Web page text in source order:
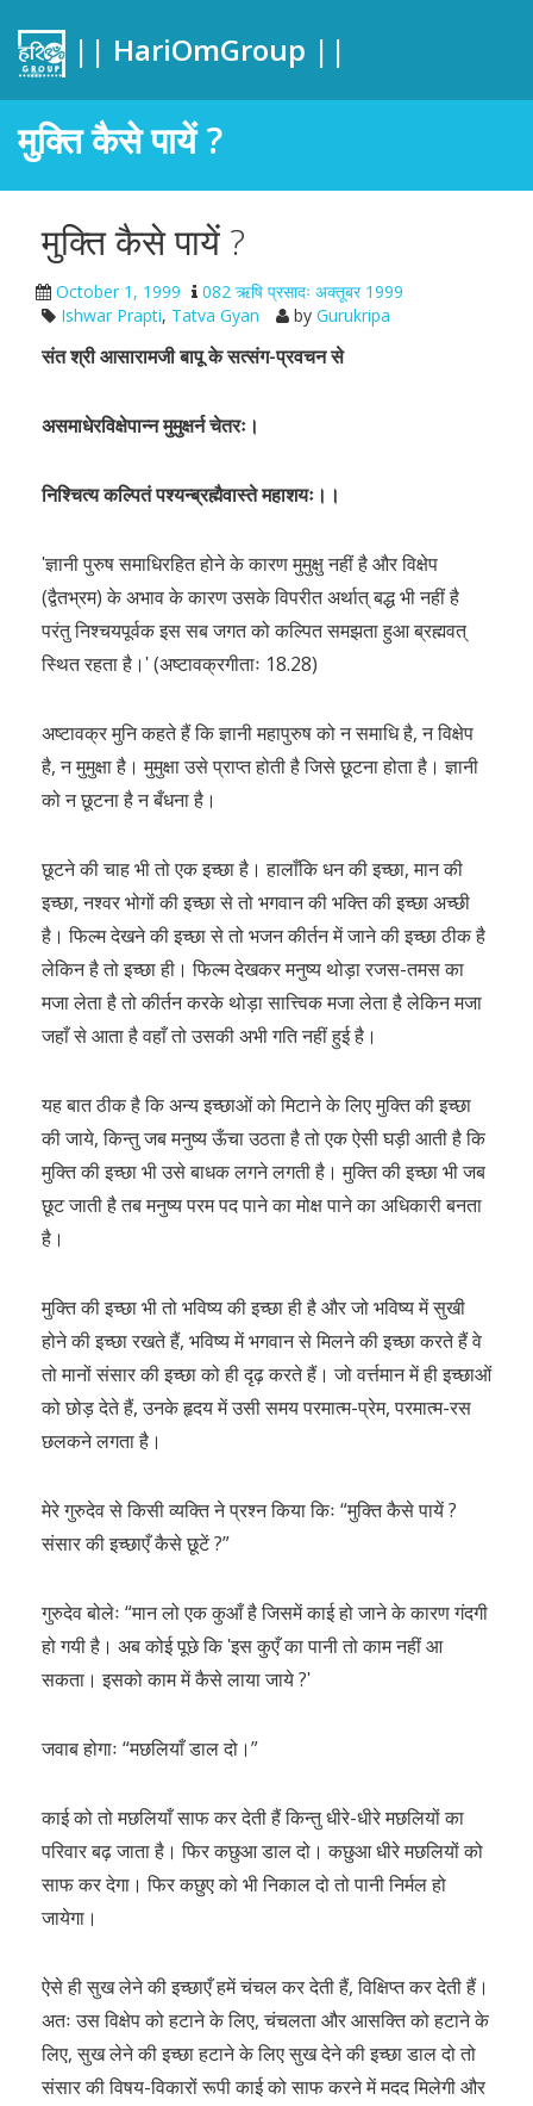
|| HariOmGroup ||
मुक्ति कैसे पायें ?
मुक्ति कैसे पायें ?
October 1, 1999
082 ऋषि प्रसादः अक्तूबर 1999
Ishwar Prapti, Tatva Gyan by Gurukripa
संत श्री आसारामजी बापू के सत्संग-प्रवचन से
असमाधेरविक्षेपान्न मुमुक्षर्न चेतरः।
निश्चित्य कल्पितं पश्यन्ब्रह्मैवास्ते महाशयः।।
ʹज्ञानी पुरुष समाधिरहित होने के कारण मुमुक्षु नहीं है और विक्षेप
(द्वैतभ्रम) के अभाव के कारण उसके विपरीत अर्थात् बद्ध भी नहीं है
परंतु निश्चयपूर्वक इस सब जगत को कल्पित समझता हुआ ब्रह्मवत्
स्थित रहता है।ʹ (अष्टावक्रगीताः 18.28)
अष्टावक्र मुनि कहते हैं कि ज्ञानी महापुरुष को न समाधि है, न विक्षेप
है, न मुमुक्षा है। मुमुक्षा उसे प्राप्त होती है जिसे छूटना होता है। ज्ञानी
को न छूटना है न बँधना है।
छूटने की चाह भी तो एक इच्छा है। हालाँकि धन की इच्छा, मान की
इच्छा, नश्वर भोगों की इच्छा से तो भगवान की भक्ति की इच्छा अच्छी
है। फिल्म देखने की इच्छा से तो भजन कीर्तन में जाने की इच्छा ठीक है
लेकिन है तो इच्छा ही। फिल्म देखकर मनुष्य थोड़ा रजस-तमस का
मजा लेता है तो कीर्तन करके थोड़ा सात्त्विक मजा लेता है लेकिन मजा
जहाँ से आता है वहाँ तो उसकी अभी गति नहीं हुई है।
यह बात ठीक है कि अन्य इच्छाओं को मिटाने के लिए मुक्ति की इच्छा
की जाये, किन्तु जब मनुष्य ऊँचा उठता है तो एक ऐसी घड़ी आती है कि
मुक्ति की इच्छा भी उसे बाधक लगने लगती है। मुक्ति की इच्छा भी जब
छूट जाती है तब मनुष्य परम पद पाने का मोक्ष पाने का अधिकारी बनता
है।
मुक्ति की इच्छा भी तो भविष्य की इच्छा ही है और जो भविष्य में सुखी
होने की इच्छा रखते हैं, भविष्य में भगवान से मिलने की इच्छा करते हैं वे
तो मानों संसार की इच्छा को ही दृढ़ करते हैं। जो वर्त्तमान में ही इच्छाओं
को छोड़ देते हैं, उनके हृदय में उसी समय परमात्म-प्रेम, परमात्म-रस
छलकने लगता है।
मेरे गुरुदेव से किसी व्यक्ति ने प्रश्न किया किः “मुक्ति कैसे पायें ?
संसार की इच्छाएँ कैसे छूटें ?”
गुरुदेव बोलेः “मान लो एक कुआँ है जिसमें काई हो जाने के कारण गंदगी
हो गयी है। अब कोई पूछे कि ʹइस कुएँ का पानी तो काम नहीं आ
सकता। इसको काम में कैसे लाया जाये ?ʹ
जवाब होगाः “मछलियाँ डाल दो।”
काई को तो मछलियाँ साफ कर देती हैं किन्तु धीरे-धीरे मछलियों का
परिवार बढ़ जाता है। फिर कछुआ डाल दो। कछुआ धीरे मछलियों को
साफ कर देगा। फिर कछुए को भी निकाल दो तो पानी निर्मल हो
जायेगा।
ऐसे ही सुख लेने की इच्छाएँ हमें चंचल कर देती हैं, विक्षिप्त कर देती हैं।
अतः उस विक्षेप को हटाने के लिए, चंचलता और आसक्ति को हटाने के
लिए, सुख लेने की इच्छा हटाने के लिए सुख देने की इच्छा डाल दो तो
संसार की विषय-विकारों रूपी काई को साफ करने में मदद मिलेगी और